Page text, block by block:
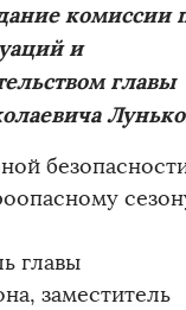
комиссии
и
главы
главы
заместитель